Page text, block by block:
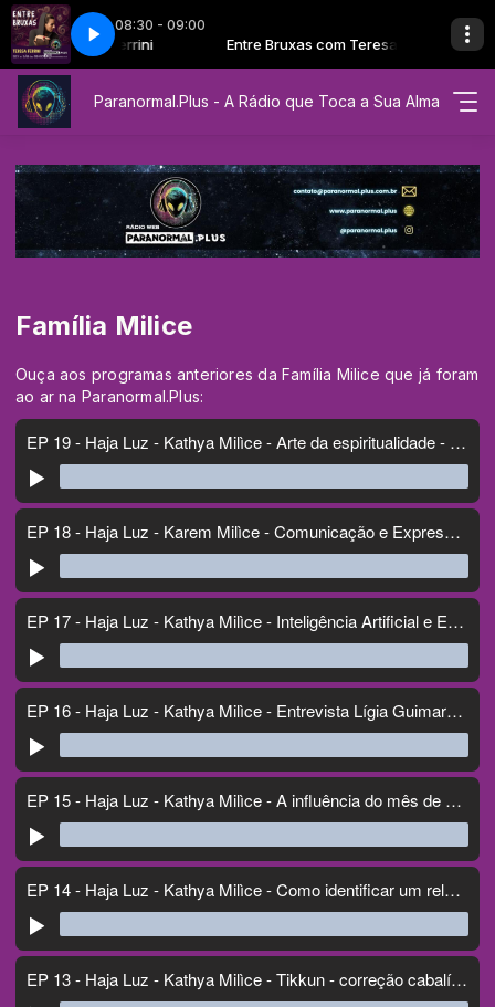
08:30 - 09:00
com Teresa Ferrini Entre Bruxas com Teresa Ferrini
Ferrini Teresa Ferrini
Paranormal.Plus - A Rádio que Toca a Sua Alma
Família Milice
Ouça aos programas anteriores da Família Milice que já foram
ao ar na Paranormal.Plus: